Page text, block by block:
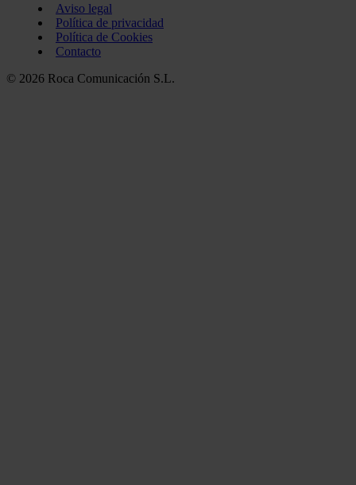
Aviso legal
Política de privacidad
Política de Cookies
Contacto
© 2026 Roca Comunicación S.L.